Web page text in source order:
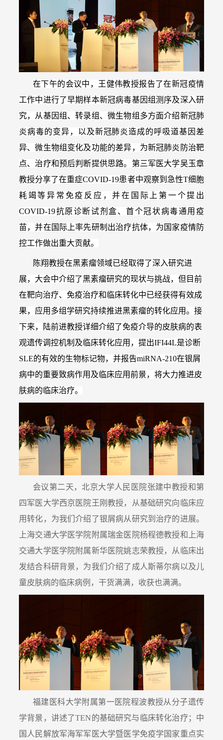
在下午的会议中，王健伟教授报告了在新冠疫情
工作中进行了早期样本新冠病毒基因组测序及深入研
究，从基因组、转录组、微生物组多方面介绍新冠肺
炎病毒的变异，以及新冠肺炎造成的呼吸道基因差
异、微生物组变化及功能的差异，为新冠肺炎防治靶
点、治疗和预后判断提供思路。第三军医大学吴玉章
教授分享了在重症COVID-19患者中观察到急性T细胞
耗竭等异常免疫反应，并在国际上第一个提出
COVID-19抗原诊断试剂盒、首个冠状病毒通用疫
苗，并在国际上率先研制出治疗抗体，为国家疫情防
控工作做出重大贡献。
陈翔教授在黑素瘤领域已经取得了深入研究进
展，大会中介绍了黑素瘤研究的现状与挑战，但目前
在靶向治疗、免疫治疗和临床转化中已经获得有效成
果，应用多组学研究持续推进黑素瘤的转化应用。接
下来，陆前进教授详细介绍了免疫介导的皮肤病的表
观遗传调控机制及临床转化应用，提出IFI44L是诊断
SLE的有效的生物标记物，并报告miRNA-210在银屑
病中的重要致病作用及临床应用前景，将大力推进皮
肤病的临床治疗。
会议第二天，北京大学人民医院张建中教授和第
四军医大学西京医院王刚教授，从基础研究向临床应
用转化，为我们介绍了银屑病从研究到治疗的进展。
上海交通大学医学院附属瑞金医院杨程德教授和上海
交通大学医学院附属新华医院姚志荣教授，从临床出
发结合科研背景，为我们介绍了成人斯蒂尔病以及儿
童皮肤病的临床病例，干货满满，收获也满满。
福建医科大学附属第一医院程波教授从分子遗传
学背景，讲述了TEN的基础研究与临床转化治疗；中
国人民解放军海军军医大学暨医学免疫学国家重点实